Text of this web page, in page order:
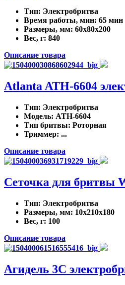
Тип: Электробритва
Время работы, мин: 65 мин
Размеры, мм: 60x80x200
Вес, г: 840
Описание товара
Atlanta ATH-6604
Тип: Электробритва
Модель: ATH-6604
Тип бритвы: Роторная
Триммер: ...
Описание товара
Сеточка для бритвы
Тип: Электробритва
Размеры, мм: 10x210x180
Вес, г: 100
Описание товара
Агидель 3С